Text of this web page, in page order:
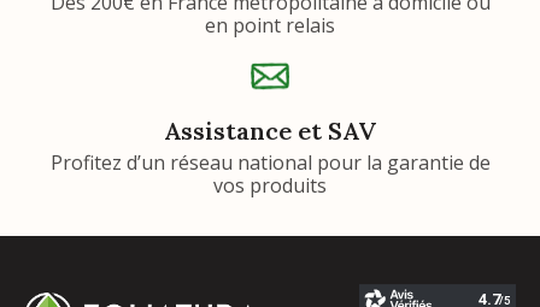
en point relais
Assistance et SAV
Profitez d’un réseau national pour la garantie de
vos produits